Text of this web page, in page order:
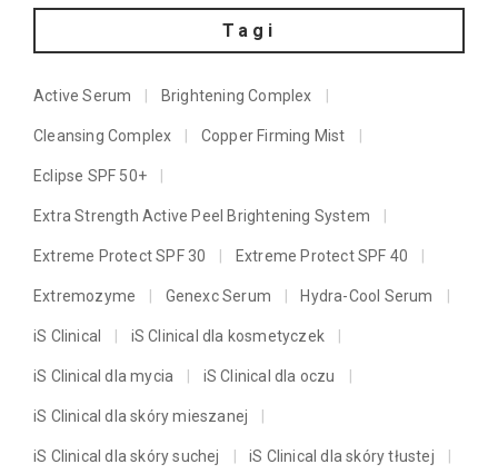
Tagi
Active Serum Brightening Complex
Cleansing Complex Copper Firming Mist
Eclipse SPF 50+
Extra Strength Active Peel Brightening System
Extreme Protect SPF 30 Extreme Protect SPF 40
Extremozyme Genexc Serum Hydra-Cool Serum
iS Clinical iS Clinical dla kosmetyczek
iS Clinical dla mycia iS Clinical dla oczu
iS Clinical dla skóry mieszanej
iS Clinical dla skóry suchej iS Clinical dla skóry tłustej